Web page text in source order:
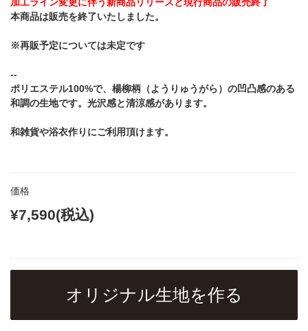
本商品は販売を終了いたしました。
※再販予定については未定です
--
ポリエステル100%で、楊柳柄（ようりゅうがら）の凹凸感のある
和調の生地です。光沢感と清涼感があります。
和雑貨や浴衣作りにご利用頂けます。
価格
¥7,590(税込)
オリジナル生地を作る